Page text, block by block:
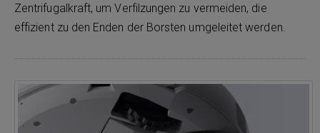
Zentrifugalkraft, um Verfilzungen zu vermeiden, die
effizient zu den Enden der Borsten umgeleitet werden.